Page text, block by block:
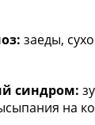
заеды,
синдром:
на